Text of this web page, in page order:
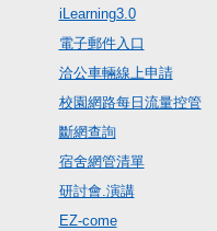
iLearning3.0
電子郵件入口
洽公車輛線上申請
校園網路每日流量控管
斷網查詢
宿舍網管清單
研討會.演講
EZ-come